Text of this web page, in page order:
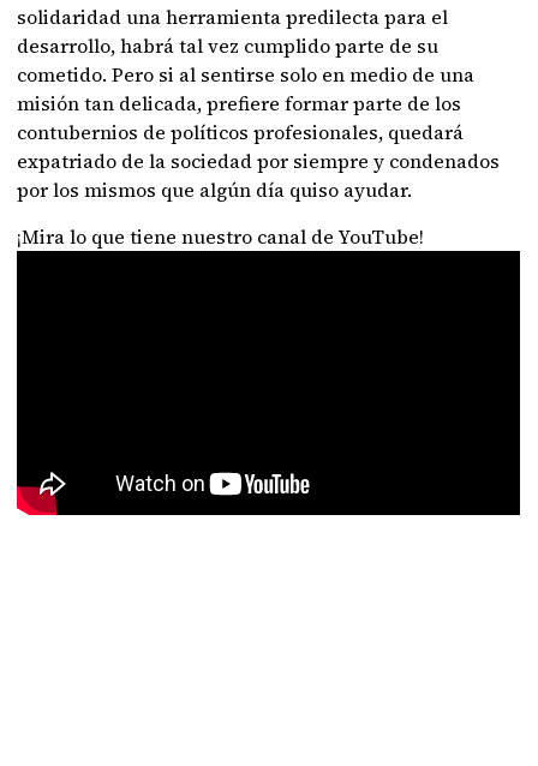
solidaridad una herramienta predilecta para el
desarrollo, habrá tal vez cumplido parte de su
cometido. Pero si al sentirse solo en medio de una
misión tan delicada, prefiere formar parte de los
contubernios de políticos profesionales, quedará
expatriado de la sociedad por siempre y condenados
por los mismos que algún día quiso ayudar.
¡Mira lo que tiene nuestro canal de YouTube!